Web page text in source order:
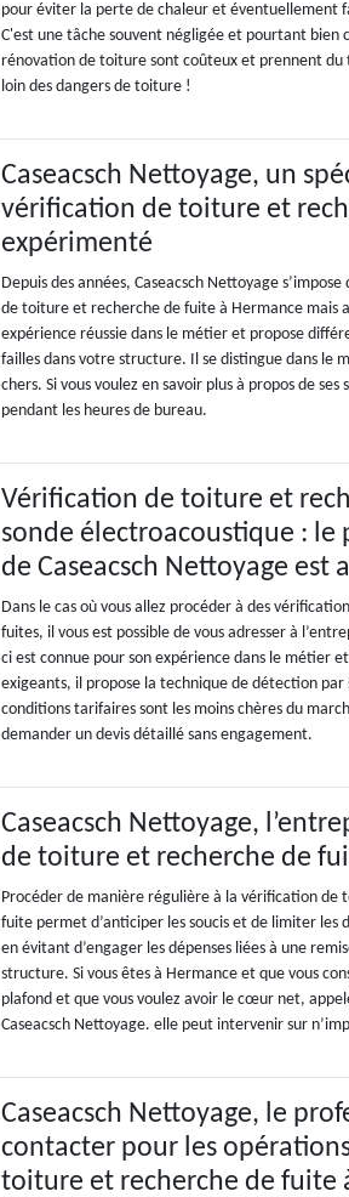
pour éviter la perte de chaleur et éventuellement
C'est une tâche souvent négligée et pourtant bien
rénovation de toiture sont coûteux et prennent du
loin des dangers de toiture !
Caseacsch Nettoyage, un
vérification de toiture et
expérimenté
Depuis des années, Caseacsch Nettoyage
de toiture et recherche de fuite à Hermance mais
expérience réussie dans le métier et propose
failles dans votre structure. Il se distingue dans le
chers. Si vous voulez en savoir plus à propos de ses
pendant les heures de bureau.
Vérification de toiture et
sonde électroacoustique : le
de Caseacsch Nettoyage est
Dans le cas où vous allez procéder à des
fuites, il vous est possible de vous adresser à
ci est connue pour son expérience dans le métier
exigeants, il propose la technique de détection par
conditions tarifaires sont les moins chères du
demander un devis détaillé sans engagement.
Caseacsch Nettoyage,
de toiture et recherche de
Procéder de manière régulière à la vérification de
fuite permet d’anticiper les soucis et de limiter les
en évitant d’engager les dépenses liées à une
structure. Si vous êtes à Hermance et que vous
plafond et que vous voulez avoir le cœur net,
Caseacsch Nettoyage. elle peut intervenir sur
Caseacsch Nettoyage, le
contacter pour les
toiture et recherche de fuite